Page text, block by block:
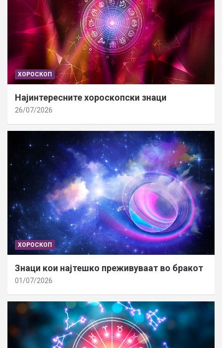
ХОРОСКОП
Најинтересните хороскопски знаци
26/07/2026
ХОРОСКОП
Знаци кои најтешко преживуваат во бракот
01/07/2026